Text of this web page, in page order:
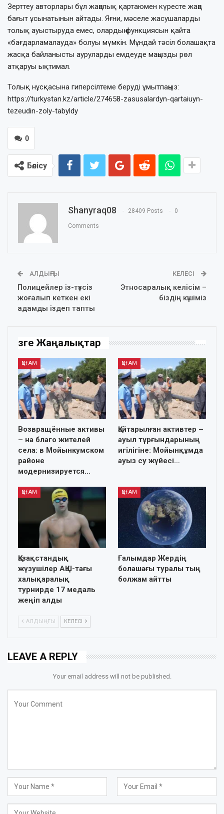
Зерттеу авторлары бұл жаңалық қартаюмен күресте жаңа
бағыт ұсынатынын айтады. Яғни, мәселе жасушаларды
толық ауыстыруда емес, олардың функциясын қайта
«бағдарламалауда» болуы мүмкін. Мұндай тәсіл болашақта
жасқа байланысты ауруларды емдеуде маңызды рөл
атқаруы ықтимал.
Толық нұсқасына гиперсілтеме беруді ұмытпаңыз:
https://turkystan.kz/article/274658-zasusalardyn-qartaiuyn-
tezeudin-zoly-tabyldy
0
Бөлісу
Shanyraq08 28409 Posts 0
Comments
АЛДЫҢҒЫ
Полицейлер із-түзсіз
жоғалып кеткен екі
адамды іздеп тапты
КЕЛЕСІ
Этносаралық келісім –
біздің күшіміз
Өзге Жаңалықтар
ҚОҒАМ
Возвращённые активы
– на благо жителей
села: в Мойынкумском
районе
модернизируется…
ҚОҒАМ
Қайтарылған активтер –
ауыл тұрғындарының
игілігіне: Мойынқұмда
ауыз су жүйесі…
ҚОҒАМ
Қазақстандық
жүзушілер АҚШ-тағы
халықаралық
турнирде 17 медаль
жеңіп алды
ҚОҒАМ
Ғалымдар Жердің
болашағы туралы тың
болжам айтты
АЛДЫҢҒЫ КЕЛЕСІ
LEAVE A REPLY
Your email address will not be published.